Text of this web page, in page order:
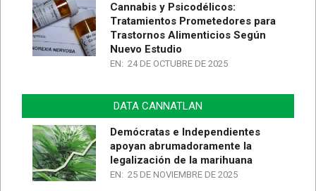
Cannabis y Psicodélicos:
Tratamientos Prometedores para
Trastornos Alimenticios Según
Nuevo Estudio
EN: 24 DE OCTUBRE DE 2025
DATA CANNATLAN
Demócratas e Independientes
apoyan abrumadoramente la
legalización de la marihuana
EN: 25 DE NOVIEMBRE DE 2025